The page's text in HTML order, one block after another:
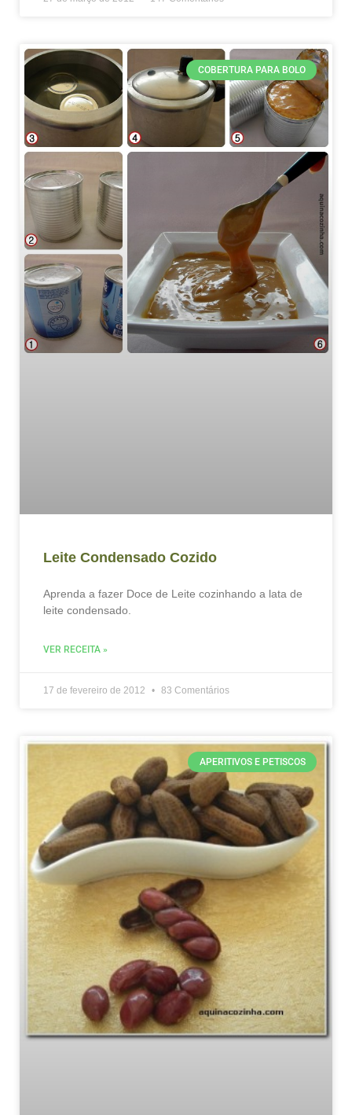
COBERTURA PARA BOLO
Leite Condensado Cozido
Aprenda a fazer Doce de Leite cozinhando a lata de
leite condensado.
VER RECEITA »
17 de fevereiro de 2012 83 Comentários
APERITIVOS E PETISCOS